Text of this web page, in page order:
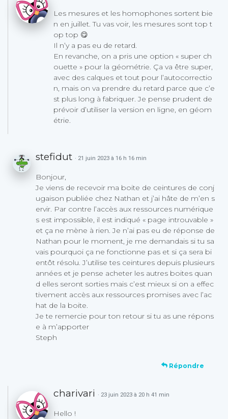
Les mesures et les homophones sortent bie
n en juillet. Tu vas voir, les mesures sont top t
op top 😋
Il n’y a pas eu de retard.
En revanche, on a pris une option « super ch
ouette » pour la géométrie. Ça va être super,
avec des calques et tout pour l’autocorrectio
n, mais on va prendre du retard parce que c’e
st plus long à fabriquer. Je pense prudent de
prévoir d’utiliser la version en ligne, en géom
étrie.
stefidut · 21 juin 2023 à 16 h 16 min
Bonjour,
Je viens de recevoir ma boite de ceintures de conj
ugaison publiée chez Nathan et j’ai hâte de m’en s
ervir. Par contre l’accès aux ressources numérique
s est impossible, il est indiqué « page introuvable »
et ça ne mène à rien. Je n’ai pas eu de réponse de
Nathan pour le moment, je me demandais si tu sa
vais pourquoi ça ne fonctionne pas et si ça sera bi
entôt résolu. J’utilise tes ceintures depuis plusieurs
années et je pense acheter les autres boites quan
d elles seront sorties mais c’est mieux si on a effec
tivement accès aux ressources promises avec l’ac
hat de la boite.
Je te remercie pour ton retour si tu as une répons
e à m’apporter
Steph
Répondre
charivari · 23 juin 2023 à 20 h 41 min
Hello !